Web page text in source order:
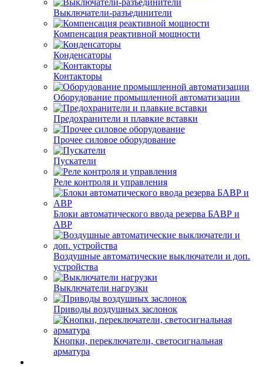
Выключатели-разъединители
Компенсация реактивной мощности
Конденсаторы
Контакторы
Оборудование промышленной автоматизации
Предохранители и плавкие вставки
Прочее силовое оборудование
Пускатели
Реле контроля и управления
Блоки автоматического ввода резерва БАВР и
АВР
Воздушные автоматические выключатели и доп.
устройства
Выключатели нагрузки
Приводы воздушных заслонок
Кнопки, переключатели, светосигнальная
арматура